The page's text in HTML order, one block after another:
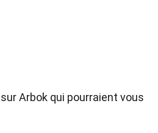
Arbok qui pourraient vous